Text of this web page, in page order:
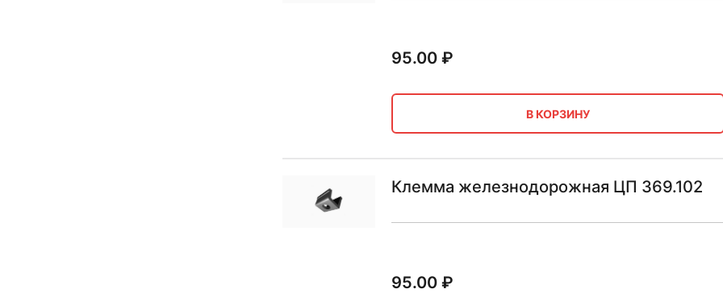
95.00₽
В КОРЗИНУ
Клемма железнодорожная ЦП 369.102
95.00₽